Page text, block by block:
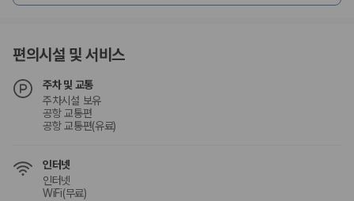
편의시설 및 서비스
주차 및 교통
주차시설 보유
공항 교통편
공항 교통편(유료)
인터넷
인터넷
WiFi(무료)